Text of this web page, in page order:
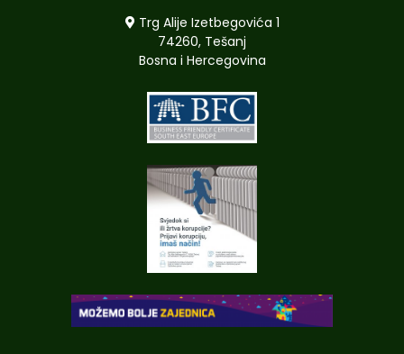
Trg Alije Izetbegovića 1
74260, Tešanj
Bosna i Hercegovina